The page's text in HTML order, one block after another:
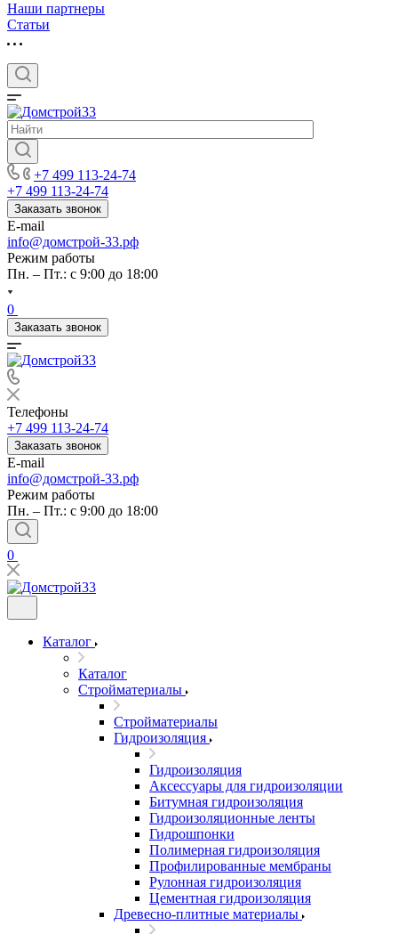
Наши партнеры
Статьи
+7 499 113-24-74
+7 499 113-24-74
Заказать звонок
E-mail
info@домстрой-33.рф
Режим работы
Пн. – Пт.: с 9:00 до 18:00
0
Заказать звонок
Телефоны
+7 499 113-24-74
Заказать звонок
E-mail
info@домстрой-33.рф
Режим работы
Пн. – Пт.: с 9:00 до 18:00
0
Каталог
Каталог
Стройматериалы
Стройматериалы
Гидроизоляция
Гидроизоляция
Аксессуары для гидроизоляции
Битумная гидроизоляция
Гидроизоляционные ленты
Гидрошпонки
Полимерная гидроизоляция
Профилированные мембраны
Рулонная гидроизоляция
Цементная гидроизоляция
Древесно-плитные материалы